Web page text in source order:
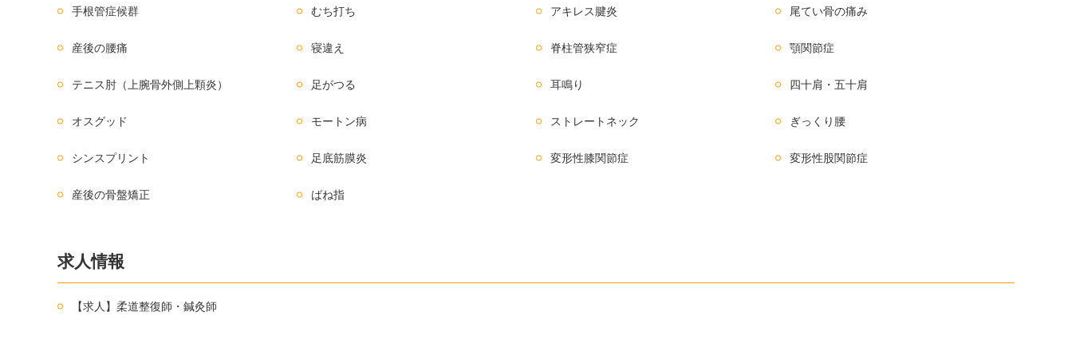
手根管症候群 むち打ち アキレス腱炎 尾てい骨の痛み
産後の腰痛 寝違え 脊柱管狭窄症 顎関節症
テニス肘（上腕骨外側上顆炎） 足がつる 耳鳴り 四十肩・五十肩
オスグッド モートン病 ストレートネック ぎっくり腰
シンスプリント 足底筋膜炎 変形性膝関節症 変形性股関節症
産後の骨盤矯正 ばね指
求人情報
【求人】柔道整復師・鍼灸師